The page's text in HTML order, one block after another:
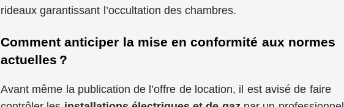
rideaux garantissant l’occultation des chambres.
Comment anticiper la mise en conformité aux normes
actuelles ?
Avant même la publication de l’offre de location, il est avisé de faire